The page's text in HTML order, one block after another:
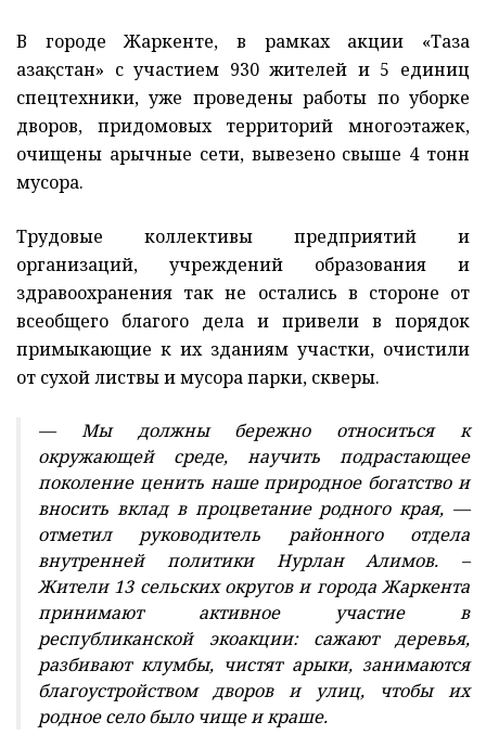
В городе Жаркенте, в рамках акции «Таза
Қазақстан» с участием 930 жителей и 5 единиц
спецтехники, уже проведены работы по уборке
дворов, придомовых территорий многоэтажек,
очищены арычные сети, вывезено свыше 4 тонн
мусора.
Трудовые коллективы предприятий и
организаций, учреждений образования и
здравоохранения так не остались в стороне от
всеобщего благого дела и привели в порядок
примыкающие к их зданиям участки, очистили
от сухой листвы и мусора парки, скверы.
— Мы должны бережно относиться к
окружающей среде, научить подрастающее
поколение ценить наше природное богатство и
вносить вклад в процветание родного края, —
отметил руководитель районного отдела
внутренней политики Нурлан Алимов. –
Жители 13 сельских округов и города Жаркента
принимают активное участие в
республиканской экоакции: сажают деревья,
разбивают клумбы, чистят арыки, занимаются
благоустройством дворов и улиц, чтобы их
родное село было чище и краше.